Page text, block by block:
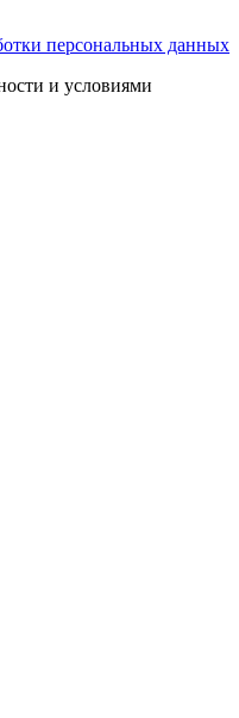
персональных данных
и условиями